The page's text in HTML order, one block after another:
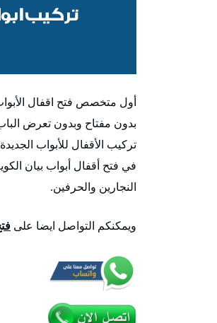
أول متخصص فتح اقفال
بدون مفتاح وبدون تعرض
في فتح أقفال أبواب بيان
النجارين والحرفين.
ويمكنكم التواصل ايضا على